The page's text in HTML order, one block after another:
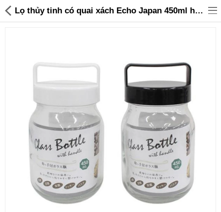
Đồ gia dụng & Nhà cửa
Điện gia dụng
Đồ tiện ích
Đồ chơi trẻ em
Sản phẩm khác
Thương hiệu
Lọ thủy tinh có quai xách Echo Japan 450ml hàng Nhật Bản - 55,000 | Sanhangre